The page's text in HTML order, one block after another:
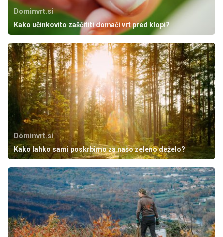
Dominvrt.si
Kako učinkovito zaščititi domači vrt pred klopi?
Dominvrt.si
Kako lahko sami poskrbimo za našo zeleno deželo?